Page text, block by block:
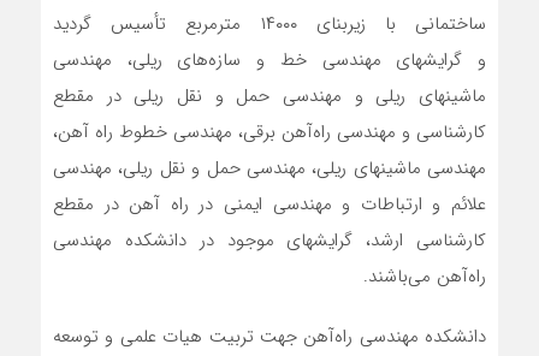
ساختمانی با زیربنای ۱۴۰۰۰ مترمربع تأسیس گردید
و گرایشهای مهندسی خط و سازه‌های ریلی، مهندسی
ماشینهای ریلی و مهندسی حمل و نقل ریلی در مقطع
کارشناسی و مهندسی راه‌آهن برقی، مهندسی خطوط راه آهن،
مهندسی ماشینهای ریلی، مهندسی حمل و نقل ریلی، مهندسی
علائم و ارتباطات و مهندسی ایمنی در راه آهن در مقطع
کارشناسی ارشد، گرایشهای موجود در دانشکده مهندسی
راه‌آهن می‌باشند.
دانشکده مهندسی راه‌آهن جهت تربیت هیات علمی و توسعه